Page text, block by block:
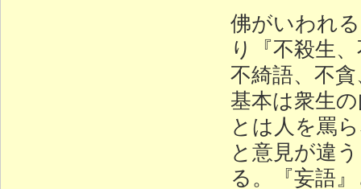
佛がいわれ
り『不殺生
不綺語、不
基本は衆生
とは人を罵
と意見が違
る。『妄語